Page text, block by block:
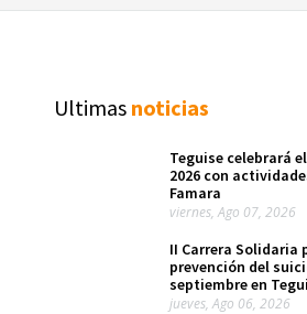
Ultimas noticias
Teguise celebrará
2026 con
Famara
viernes, Ago 07, 2026
II Carrera
prevención del
septiembre en
jueves, Ago 06, 2026